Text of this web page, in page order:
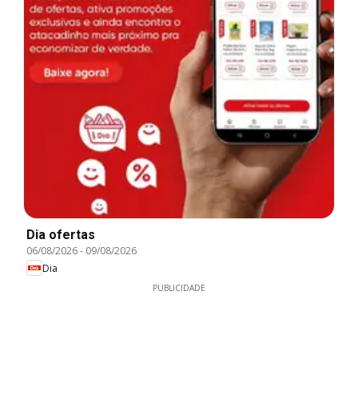
Dia ofertas
06/08/2026- 09/08/2026
Dia
PUBLICIDADE